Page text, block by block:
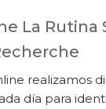
La Rutina
realizamos
día para